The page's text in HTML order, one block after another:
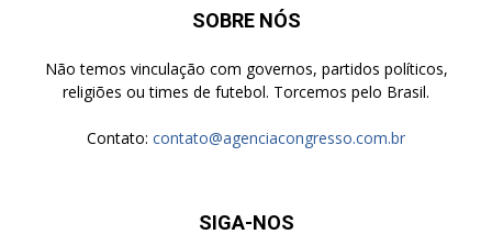
SOBRE NÓS
Não temos vinculação com governos, partidos políticos,
religiões ou times de futebol. Torcemos pelo Brasil.
Contato: contato@agenciacongresso.com.br
SIGA-NOS